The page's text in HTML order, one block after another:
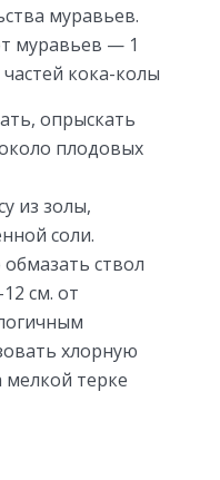
муравьев.
муравьев — 1
кока-колы
опрыскать
плодовых
из золы,
соли.
ствол
см. от
хлорную
мелкой терке